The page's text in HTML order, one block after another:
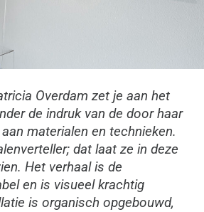
Overdam zet je aan het
de indruk van de door haar
materialen en technieken.
dat laat ze in deze
Het verhaal is de
en is visueel krachtig
is organisch opgebouwd,